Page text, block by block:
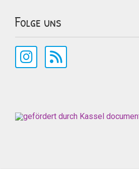
Folge uns